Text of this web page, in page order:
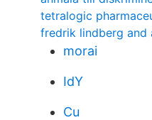
tetralogic
fredrik lindberg and
morai
IdY
Cu